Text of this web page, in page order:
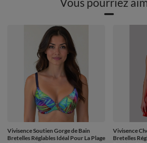
Vivisence Soutien Gorge de Bain
Bretelles Réglables Idéal Pour La Plage
Vivisence
Bretelles